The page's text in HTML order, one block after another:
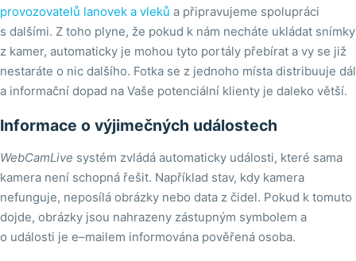
provozovatelů lanovek a vleků a připravujeme spolupráci
s dalšími. Z toho plyne, že pokud k nám necháte ukládat snímky
z kamer, automaticky je mohou tyto portály přebírat a vy se již
nestaráte o nic dalšího. Fotka se z jednoho místa distribuuje dál
a informační dopad na Vaše potenciální klienty je daleko větší.
Informace o výjimečných událostech
WebCamLive systém zvládá automaticky události, které sama
kamera není schopná řešit. Například stav, kdy kamera
nefunguje, neposílá obrázky nebo data z čidel. Pokud k tomuto
dojde, obrázky jsou nahrazeny zástupným symbolem a
o události je e–mailem informována pověřená osoba.